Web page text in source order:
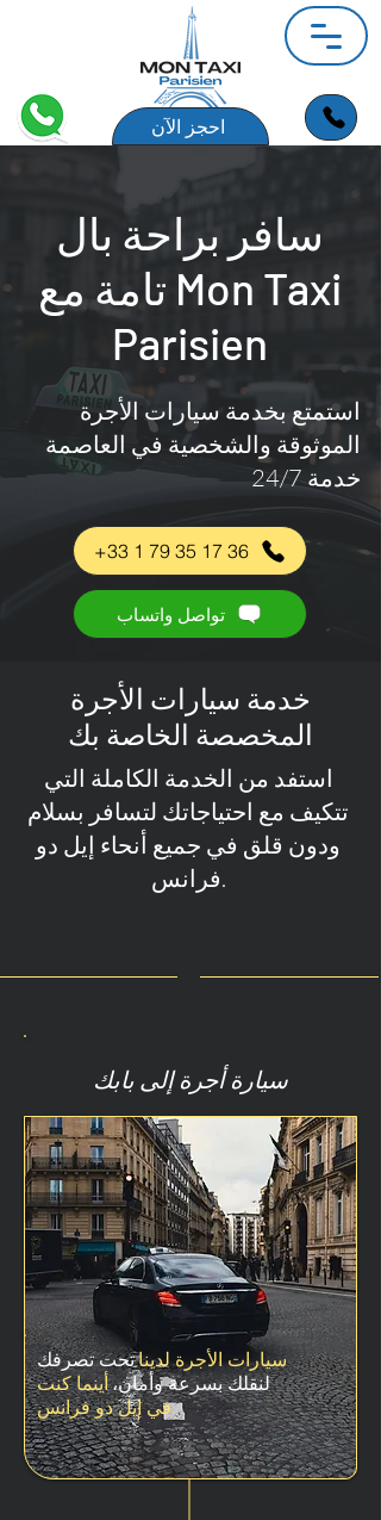
احجز الآن
سافر براحة بال
تامة مع Mon Taxi
Parisien
استمتع بخدمة سيارات الأجرة
الموثوقة والشخصية في العاصمة
خدمة 24/7
+33 1 79 35 17 36
تواصل واتساب
خدمة سيارات الأجرة
المخصصة الخاصة بك
استفد من الخدمة الكاملة التي
تتكيف مع احتياجاتك لتسافر بسلام
ودون قلق في جميع أنحاء إيل دو
فرانس.
سيارة أجرة إلى بابك
سيارات الأجرة لديناتحت تصرفك
لنقلك بسرعة وأمان،أينما كنت
في إيل دو فرانس.